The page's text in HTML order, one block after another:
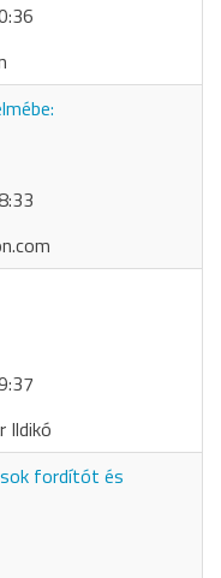
Ildikó
fordítót és